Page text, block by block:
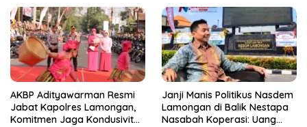
AKBP Adityawarman Resmi
Jabat Kapolres Lamongan,
Komitmen Jaga Kondusivitas
Janji Manis Politikus Nasdem
Lamongan di Balik Nestapa
Nasabah Koperasi: Uang